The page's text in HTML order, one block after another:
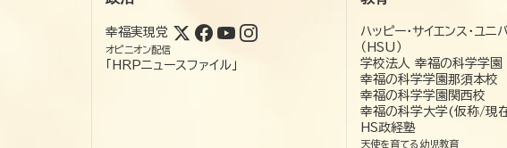
幸福実現党
オピニオン配信
「HRPニュースファイル」
ハッピー・サイエンス・ユニ
（HSU）
学校法人 幸福の科学学園
幸福の科学学園那須本校
幸福の科学学園関西校
幸福の科学大学(仮称/現
HS政経塾
天使を育てる幼児教育